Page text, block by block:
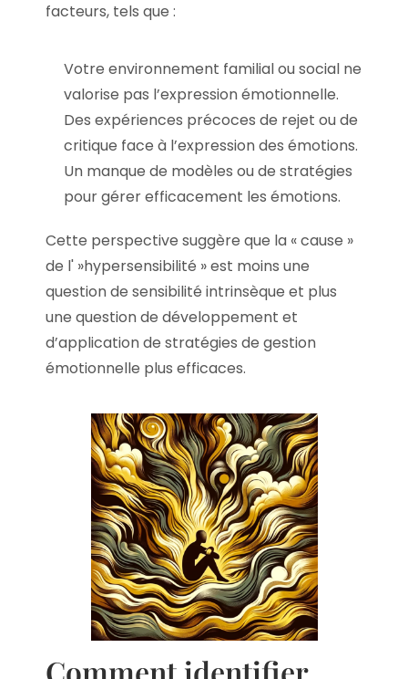
facteurs, tels que :
Votre environnement familial ou social ne
valorise pas l’expression émotionnelle.
Des expériences précoces de rejet ou de
critique face à l’expression des émotions.
Un manque de modèles ou de stratégies
pour gérer efficacement les émotions.
Cette perspective suggère que la « cause »
de l' »hypersensibilité » est moins une
question de sensibilité intrinsèque et plus
une question de développement et
d’application de stratégies de gestion
émotionnelle plus efficaces.